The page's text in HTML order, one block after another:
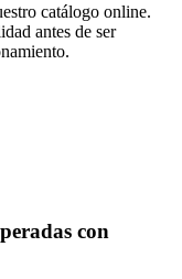
catálogo online.
antes de ser
con